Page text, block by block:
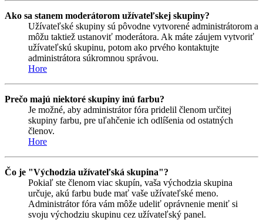
Ako sa stanem moderátorom užívateľskej skupiny?
Užívateľské skupiny sú pôvodne vytvorené administrátorom a
môžu taktiež ustanoviť moderátora. Ak máte záujem vytvoriť
užívateľskú skupinu, potom ako prvého kontaktujte
administrátora súkromnou správou.
Hore
Prečo majú niektoré skupiny inú farbu?
Je možné, aby administrátor fóra pridelil členom určitej
skupiny farbu, pre uľahčenie ich odlíšenia od ostatných
členov.
Hore
Čo je "Východzia užívateľská skupina"?
Pokiaľ ste členom viac skupín, vaša východzia skupina
určuje, akú farbu bude mať vaše užívateľské meno.
Administrátor fóra vám môže udeliť oprávnenie meniť si
svoju východziu skupinu cez užívateľský panel.